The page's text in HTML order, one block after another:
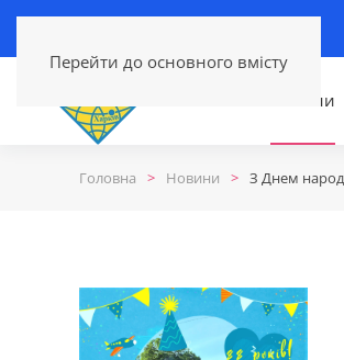
Перейти до основного вмісту
Новини
Головна Новини З Днем